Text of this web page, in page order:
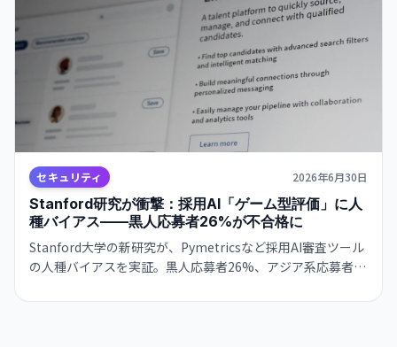
セキュリティ 2026年6月30日
Stanford研究が衝撃：採用AI「ゲーム型評価」に人
種バイアス——黒人応募者26%が不合格に
Stanford大学の新研究が、Pymetricsなど採用AI審査ツール
の人種バイアスを実証。黒人応募者26%、アジア系応募者
とされた可能性。アルゴリズムの「単一文化化」問題も浮